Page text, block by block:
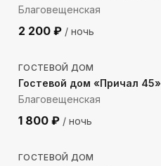
Благовещенская
2 200 ₽ / ночь
1066 м до моря
ГОСТЕВОЙ ДОМ
Гостевой дом «Причал 45»
Благовещенская
1 800 ₽ / ночь
2168 м до моря
ГОСТЕВОЙ ДОМ